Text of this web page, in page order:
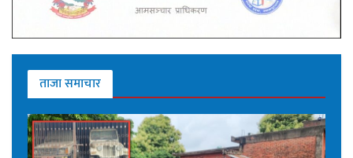
ताजा समाचार